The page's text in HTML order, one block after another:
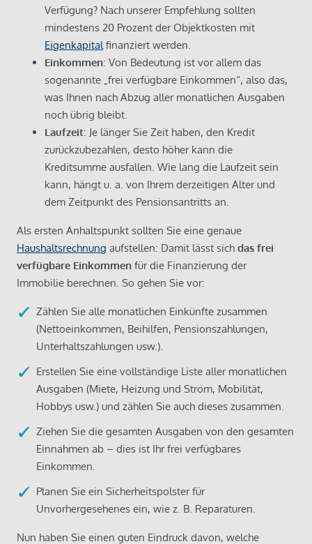
Verfügung? Nach unserer Empfehlung sollten
mindestens 20 Prozent der Objektkosten mit
Eigenkapital finanziert werden.
Einkommen: Von Bedeutung ist vor allem das
sogenannte „frei verfügbare Einkommen“, also das,
was Ihnen nach Abzug aller monatlichen Ausgaben
noch übrig bleibt.
Laufzeit: Je länger Sie Zeit haben, den Kredit
zurückzubezahlen, desto höher kann die
Kreditsumme ausfallen. Wie lang die Laufzeit sein
kann, hängt u. a. von Ihrem derzeitigen Alter und
dem Zeitpunkt des Pensionsantritts an.
Als ersten Anhaltspunkt sollten Sie eine genaue
Haushaltsrechnung aufstellen: Damit lässt sich das frei
verfügbare Einkommen für die Finanzierung der
Immobilie berechnen. So gehen Sie vor:
Zählen Sie alle monatlichen Einkünfte zusammen
(Nettoeinkommen, Beihilfen, Pensionszahlungen,
Unterhaltszahlungen usw.).
Erstellen Sie eine vollständige Liste aller monatlichen
Ausgaben (Miete, Heizung und Strom, Mobilität,
Hobbys usw.) und zählen Sie auch dieses zusammen.
Ziehen Sie die gesamten Ausgaben von den gesamten
Einnahmen ab – dies ist Ihr frei verfügbares
Einkommen.
Planen Sie ein Sicherheitspolster für
Unvorhergesehenes ein, wie z. B. Reparaturen.
Nun haben Sie einen guten Eindruck davon, welche